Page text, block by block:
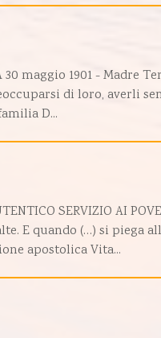
30 maggio 1901 -
di loro, averli
D...
SERVIZIO AI
E quando (…) si piega
apostolica Vita...